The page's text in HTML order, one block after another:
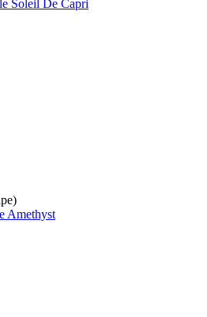
Soleil De Capri
Amethyst